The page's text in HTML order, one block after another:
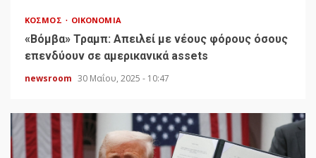
ΚΌΣΜΟΣ ΟΙΚΟΝΟΜΊΑ
«Bόμβα» Τραμπ: Απειλεί με νέους φόρους όσους
επενδύουν σε αμερικανικά assets
newsroom 30 Μαΐου, 2025 - 10:47